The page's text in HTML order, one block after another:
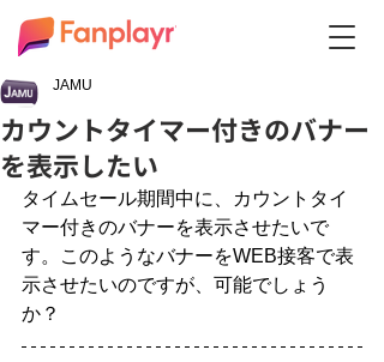
カウントタイマー付きのバナー
を表示したい
JAMU
タイムセール期間中に、カウントタイ
マー付きのバナーを表示させたいで
す。このようなバナーをWEB接客で表
示させたいのですが、可能でしょう
か？